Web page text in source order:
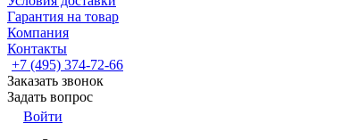
Гарантия на товар
Компания
Контакты
+7 (495) 374-72-66
Заказать звонок
Задать вопрос
Войти